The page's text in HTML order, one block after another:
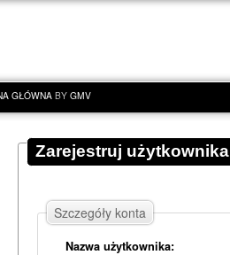
GŁÓWNA BY GMV
Zarejestruj użytkownika
Szczegóły konta
Nazwa użytkownika: